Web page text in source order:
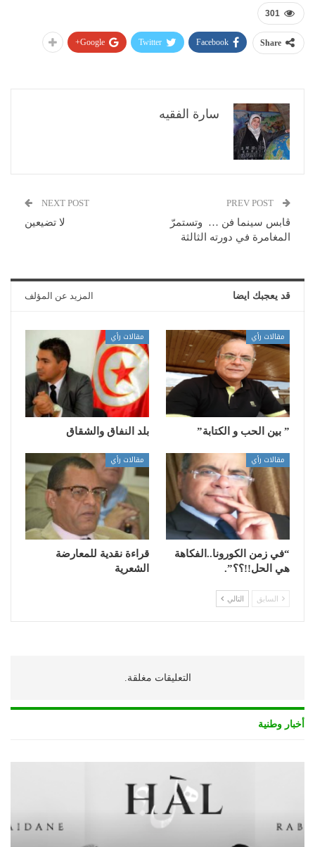
301
Share
Facebook
Twitter
Google+
سارة الفقيه
ڨابس سينما فن … وتستمرّ
المغامرة في دورته الثالثة
NEXT POST
لا تضيعين
قد يعجبك ايضا المزيد عن المؤلف
مقالات رأي
” بين الحب و الكتابة”
مقالات رأي
بلد النفاق والشقاق
مقالات رأي
“في زمن الكورونا..الفكاهة
هي الحل!!؟؟”.
مقالات رأي
قراءة نقدية للمعارضة
الشعرية
السابق التالي
التعليقات مغلقة.
أخبار وطنية